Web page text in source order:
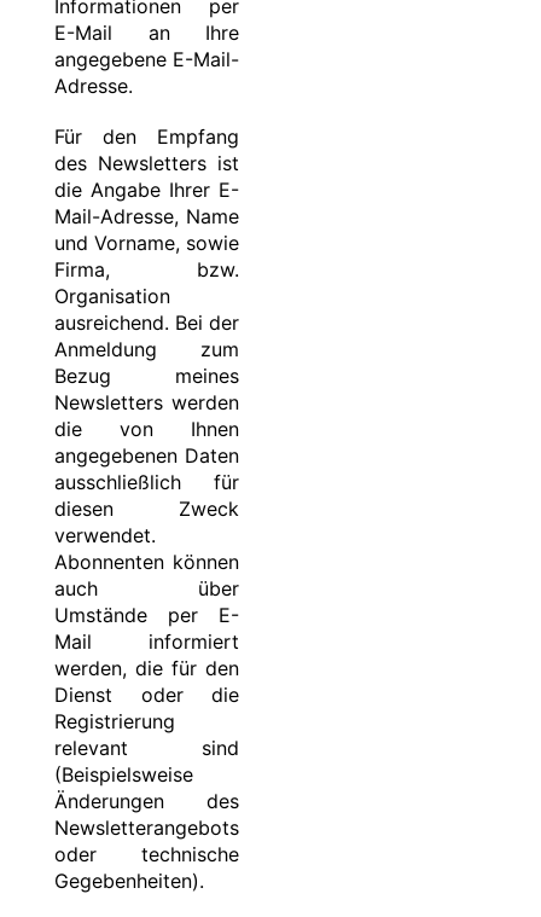
Informationen per
E-Mail an Ihre
angegebene E-Mail-
Adresse.
Für den Empfang
des Newsletters ist
die Angabe Ihrer E-
Mail-Adresse, Name
und Vorname, sowie
Firma, bzw.
Organisation
ausreichend. Bei der
Anmeldung zum
Bezug meines
Newsletters werden
die von Ihnen
angegebenen Daten
ausschließlich für
diesen Zweck
verwendet.
Abonnenten können
auch über
Umstände per E-
Mail informiert
werden, die für den
Dienst oder die
Registrierung
relevant sind
(Beispielsweise
Änderungen des
Newsletterangebots
oder technische
Gegebenheiten).